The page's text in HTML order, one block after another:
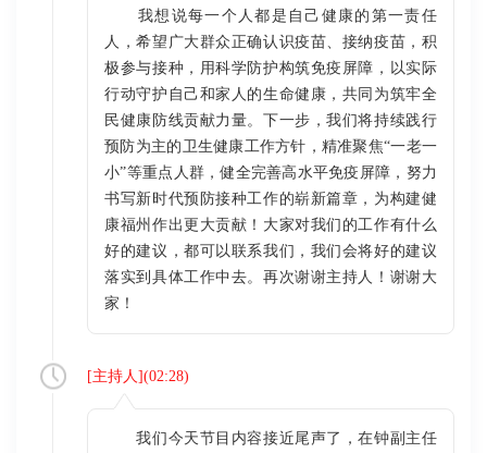
我想说每一个人都是自己健康的第一责任
人，希望广大群众正确认识疫苗、接纳疫苗，积
极参与接种，用科学防护构筑免疫屏障，以实际
行动守护自己和家人的生命健康，共同为筑牢全
民健康防线贡献力量。下一步，我们将持续践行
预防为主的卫生健康工作方针，精准聚焦“一老一
小”等重点人群，健全完善高水平免疫屏障，努力
书写新时代预防接种工作的崭新篇章，为构建健
康福州作出更大贡献！大家对我们的工作有什么
好的建议，都可以联系我们，我们会将好的建议
落实到具体工作中去。再次谢谢主持人！谢谢大
家！
[主持人](02:28)
我们今天节目内容接近尾声了，在钟副主任